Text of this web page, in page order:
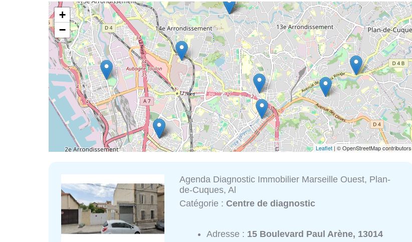
+
−
Leaflet| © OpenStreetMap contributors
Agenda Diagnostic Immobilier Marseille Ouest, Plan-
de-Cuques, Al
Catégorie :Centre de diagnostic
Adresse : 15 Boulevard Paul Arène, 13014